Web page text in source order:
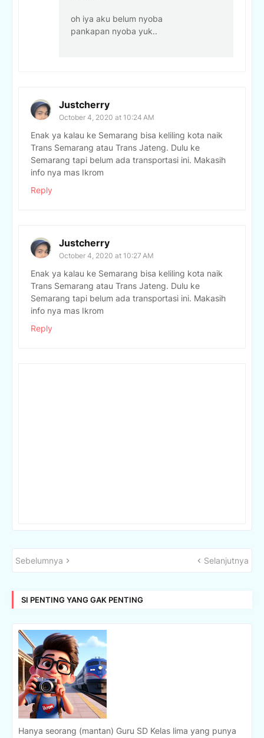
oh iya aku belum nyoba
pankapan nyoba yuk..
Justcherry
October 4, 2020 at 10:24 AM
Enak ya kalau ke Semarang bisa keliling kota naik
Trans Semarang atau Trans Jateng. Dulu ke
Semarang tapi belum ada transportasi ini. Makasih
info nya mas Ikrom
Reply
Justcherry
October 4, 2020 at 10:27 AM
Enak ya kalau ke Semarang bisa keliling kota naik
Trans Semarang atau Trans Jateng. Dulu ke
Semarang tapi belum ada transportasi ini. Makasih
info nya mas Ikrom
Reply
Sebelumnya Selanjutnya
SI PENTING YANG GAK PENTING
Hanya seorang (mantan) Guru SD Kelas lima yang punya